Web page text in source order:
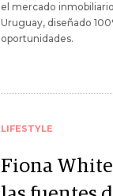
el mercado
Uruguay, diseñado
oportunidades.
LIFESTYLE
Fiona